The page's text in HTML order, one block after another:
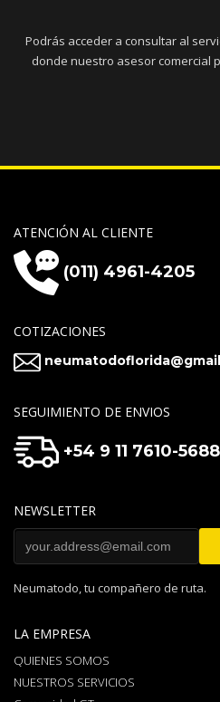
Podrás acceder a consultar al
donde nuestro asesor comercial
ATENCIÓN AL CLIENTE
(011) 4961-4205
COTIZACIONES
SEGUIMIENTO DE ENVIOS
+54 9 11 7610-5688
NEWSLETTER
Neumatodo, tu compañero de ruta.
LA EMPRESA
QUIENES SOMOS
NUESTROS SERVICIOS